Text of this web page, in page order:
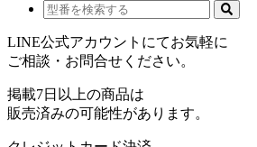
LINE公式アカウントにてお気軽に
ご相談・お問合せください。
掲載7日以上の商品は
販売済みの可能性があります。